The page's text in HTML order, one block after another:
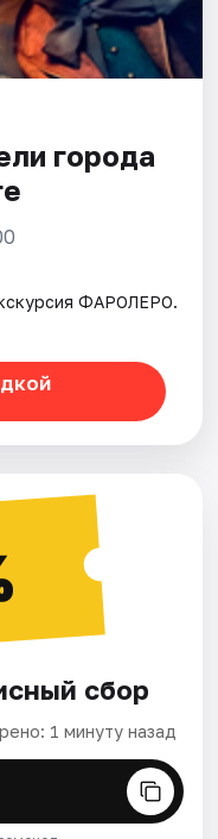
города
ФАРОЛЕРО.
сбор
1 минуту назад